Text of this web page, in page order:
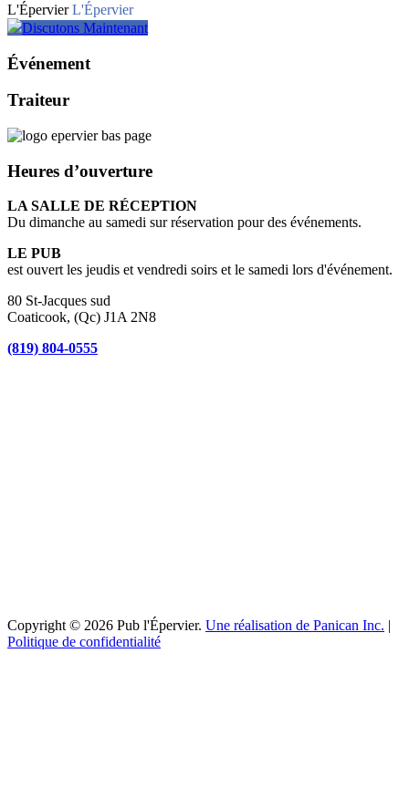
L'Épervier L'Épervier
Discutons Maintenant
Événement
Traiteur
Heures d’ouverture
LA SALLE DE RÉCEPTION
Du dimanche au samedi sur réservation pour des événements.
LE PUB
est ouvert les jeudis et vendredi soirs et le samedi lors d'événement.
80 St-Jacques sud
Coaticook, (Qc) J1A 2N8
(819) 804-0555
Copyright © 2026 Pub l'Épervier. Une réalisation de Panican Inc. |
Politique de confidentialité